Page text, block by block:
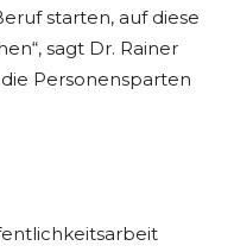
starten, auf diese
sagt Dr. Rainer
Personensparten